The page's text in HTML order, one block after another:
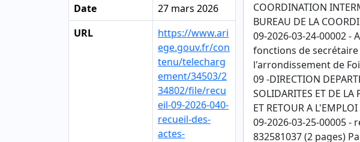
Date
27 mars 2026
URL
https://www.ari
ege.gouv.fr/con
tenu/telecharg
ement/34503/2
34802/file/recu
eil-09-2026-040-
recueil-des-
actes-
COORDINATION
BUREAU DE LA
09-2026-03-24-00002
fonctions de
l'arrondissement de
09 -DIRECTION
SOLIDARITES ET DE LA
ET RETOUR A
09-2026-03-25-00005 -
832581037 (2 pages)